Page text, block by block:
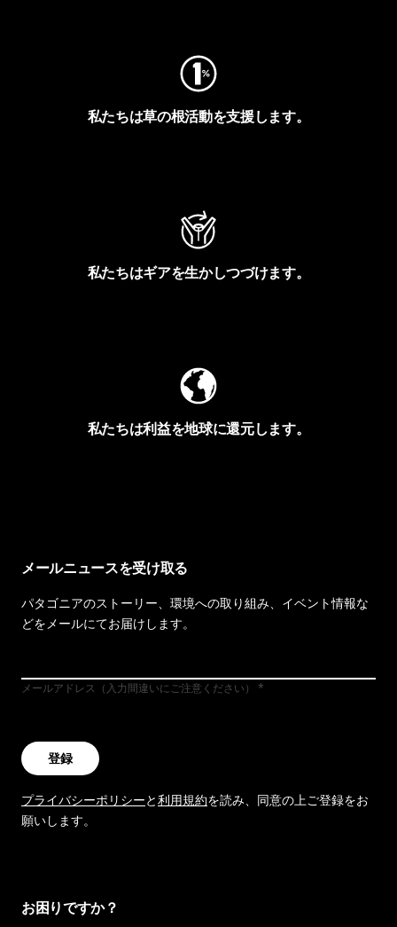
私たちは草の根活動を支援します。
私たちはギアを生かしつづけます。
私たちは利益を地球に還元します。
メールニュースを受け取る
パタゴニアのストーリー、環境への取り組み、イベント情報な
どをメールにてお届けします。
メールアドレス（入力間違いにご注意ください）
登録
プライバシーポリシーと利用規約を読み、同意の上ご登録をお
願いします。
お困りですか？